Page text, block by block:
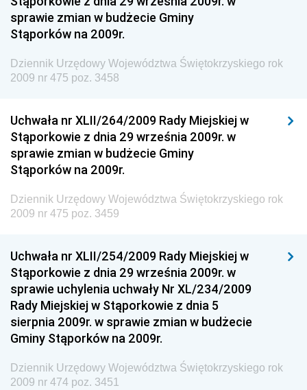
Gospodarki Terenowej i Ochrony Środowiska
Dziennik Urzędowy Ministerstwa Administracji i
Gospodarki Przestrzennej
Dziennik Urzędowy Unii Europejskiej, L
Dziennik Urzędowy Ministerstwa Przemysłu
Chemicznego i Lekkiego
Dziennik Urzędowy Ministerstwa Rolnictwa i
Gospodarki Żywnościowej
Dziennik Urzędowy Ministra Rodziny, Pracy i Polityki
Społecznej
Dziennik Urzędowy Ministra Rozwoju
Dziennik Urzędowy Ministra Infrastruktury i
Budownictwa
Dziennik Urzędowy Ministra Gospodarki Morskiej i
Żeglugi Śródlądowej
Dziennik Urzędowy Ministra Energii
Dziennik Urzędowy Ministra Finansów
sprawie zmian w budżecie Gminy
Stąporków na 2009r.
Dziennik Urzędowy Województwa Świętokrzyskiego rok
2009 nr 475 poz. 3458
Uchwała nr XLII/264/2009 Rady Miejskiej w
Stąporkowie z dnia 29 września 2009r. w
sprawie zmian w budżecie Gminy
Stąporków na 2009r.
Dziennik Urzędowy Województwa Świętokrzyskiego rok
2009 nr 475 poz. 3459
Uchwała nr XLII/254/2009 Rady Miejskiej w
Stąporkowie z dnia 29 września 2009r. w
sprawie uchylenia uchwały Nr XL/234/2009
Rady Miejskiej w Stąporkowie z dnia 5
sierpnia 2009r. w sprawie zmian w budżecie
Gminy Stąporków na 2009r.
Dziennik Urzędowy Województwa Świętokrzyskiego rok
2009 nr 474 poz. 3451